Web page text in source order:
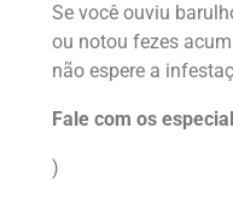
Se você ouviu
ou notou fezes
não espere a
Fale com os
)